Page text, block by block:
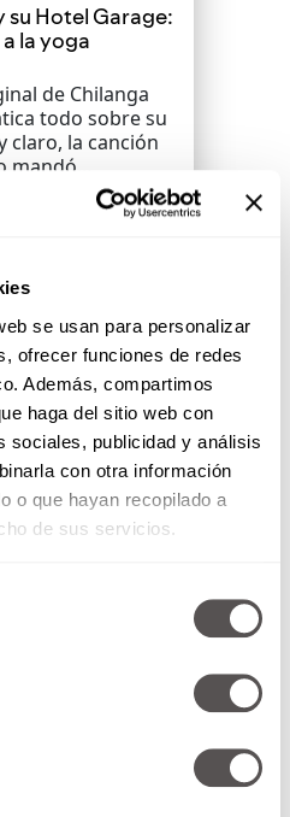
se usan para personalizar
ofrecer funciones de redes
Además, compartimos
haga del sitio web con
sociales, publicidad y análisis
con otra información
o que hayan recopilado a
de sus servicios.
su Hotel Garage:
la yoga
de Chilanga
todo sobre su
claro, la canción
mandó...